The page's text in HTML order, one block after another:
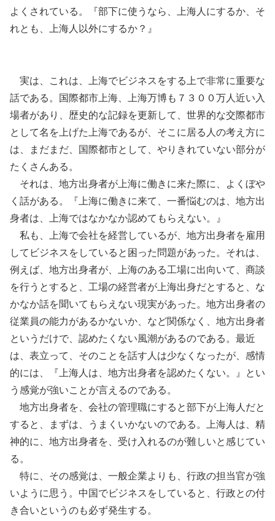
よくされている。『部下に使うなら、上海人にするか、そ
れとも、上海人以外にするか？』
実は、これは、上海でビジネスをする上で非常に重要な
話である。国際都市上海、上海万博も７３００万人近い入
場者があり、歴史的な記録を更新して、世界的な交際都市
として名を上げた上海であるが、そこに居る人の考え方に
は、まだまだ、国際都市として、やりきれていない部分が
たくさんある。
それは、地方出身者が上海に働きに来た際に、よくぼや
く話がある。『上海に働きに来て、一番悩むのは、地方出
身者は、上海ではなかなか認めてもらえない。』
私も、上海で会社を経営しているが、地方出身者を雇用
してビジネスをしていると困った問題があった。それは、
例えば、地方出身者が、上海のある工場に出向いて、商談
を行うとすると、工場の経営者が上海出身だとすると、な
かなか話を聞いてもらえない現実があった。地方出身者の
従業員の能力があるかないか、など関係なく、地方出身者
というだけで、認めたくない風潮があるのである。最近
は、表立って、そのことを話す人は少なくなったが、感情
的には、『上海人は、地方出身者を認めたくない。』とい
う感覚が強いことが言えるのである。
地方出身者を、会社の管理職にすると部下が上海人だと
すると、まずは、うまくいかないのである。上海人は、精
神的に、地方出身者を、受け入れるのが難しいと感じてい
る。
特に、その感覚は、一般企業よりも、行政の担当官が強
いように思う。中国でビジネスをしていると、行政との付
き合いというのも必ず発生する。